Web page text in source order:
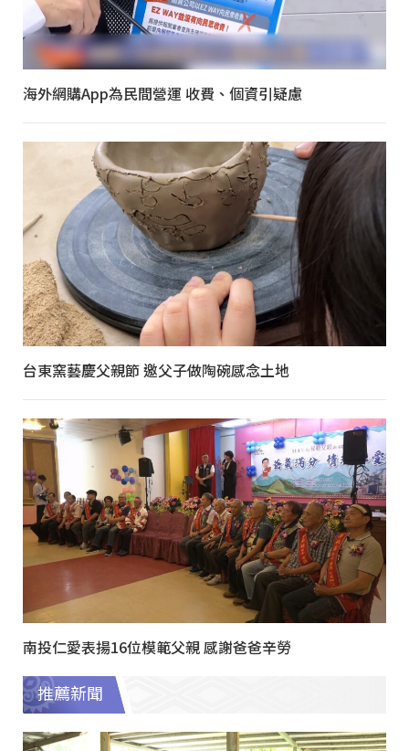
海外網購App為民間營運 收費、個資引疑慮
台東窯藝慶父親節 邀父子做陶碗感念土地
南投仁愛表揚16位模範父親 感謝爸爸辛勞
推薦新聞